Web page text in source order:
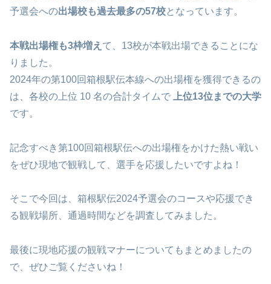
予選会への出場校も過去最多の57校となっています。
本戦出場権も3枠増え て、13校が本戦出場できることにな
りました。
2024年の第100回箱根駅伝本線への出場権を獲得できるの
は、各校の上位 10 名の合計タイムで
上位13位までの大学
です。
記念すべき第100回箱根駅伝への出場権をかけた熱い戦い
をぜひ現地で観戦して、選手を応援したいですよね！
そこで今回は、箱根駅伝2024予選会のコースや応援でき
る観戦場所、通過時間などを調査してみました。
最後に現地応援の観戦マナーについてもまとめましたの
で、ぜひご覧くださいね！